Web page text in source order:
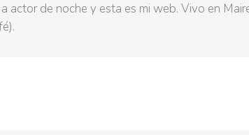
actor de noche y esta es mi web. Vivo en